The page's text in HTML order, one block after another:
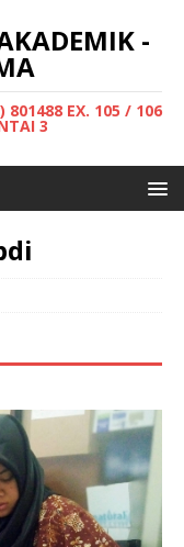
-
801488 EX. 105 / 106
3